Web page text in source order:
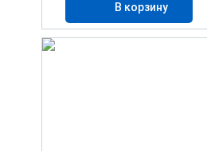
В корзину